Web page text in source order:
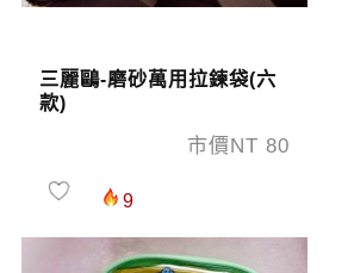
三麗鷗-磨砂萬用拉鍊袋(六
款)
市價NT 80
9